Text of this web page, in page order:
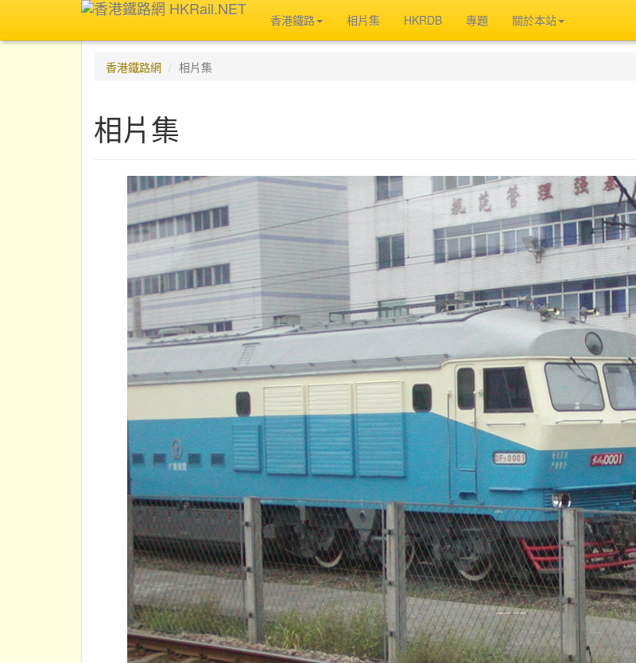
香港鐵路 相片集 HKRDB 專題 關於本站
香港鐵路網 相片集
相片集